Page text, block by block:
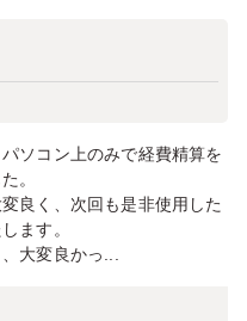
ソコン上のみで経費精算を
。
良く、次回も是非使用した
ます。
大変良かっ...